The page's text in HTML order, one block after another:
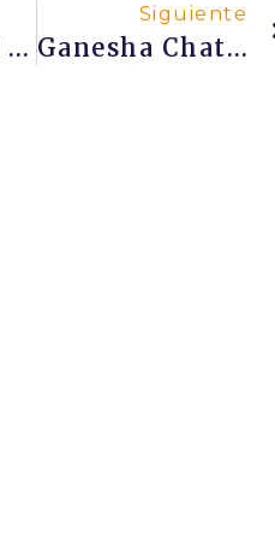
Imágenes De La Kumbha Mela De Náshik 2015
Siguiente
Ganesha Chaturthi En Mumbai